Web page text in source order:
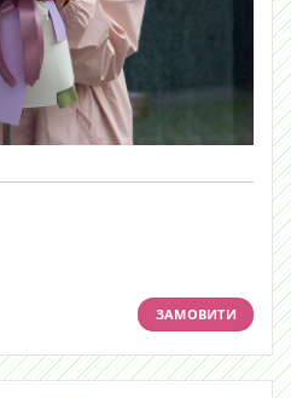
ЗАМОВИТИ